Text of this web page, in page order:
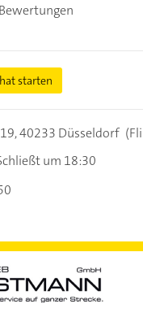
starten
40233 Düsseldorf
um 18:30